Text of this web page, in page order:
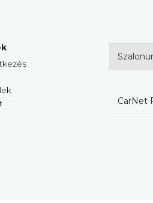
CarNet